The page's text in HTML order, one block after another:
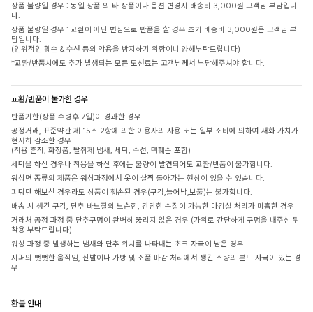
상품 불량일 경우 : 동일 상품 외 타 상품이나 옵션 변경시 배송비 3,000원 고객님 부담입니
다.
상품 불량일 경우 : 교환이 아닌 변심으로 반품을 할 경우 초기 배송비 3,000원은 고객님 부
담입니다.
(인위적인 훼손 & 수선 등의 악용을 방지하기 위함이니 양해부탁드립니다)
*교환/반품시에도 추가 발생되는 모든 도선료는 고객님께서 부담해주셔야 합니다.
교환/반품이 불가한 경우
반품기한(상품 수령후 7일)이 경과한 경우
공정거래, 표준약관 제 15조 2항에 의한 이용자의 사용 또는 일부 소비에 의하여 재화 가치가
현저히 감소한 경우
(착용 흔적, 화장품, 탈취제 냄새, 세탁, 수선, 택훼손 포함)
세탁을 하신 경우나 착용을 하신 후에는 불량이 발견되어도 교환/반품이 불가합니다.
워싱면 종류의 제품은 워싱과정에서 옷이 살짝 돌아가는 현상이 있을 수 있습니다.
피팅만 해보신 경우라도 상품이 훼손된 경우(구김,늘어남,보풀)는 불가합니다.
배송 시 생긴 구김, 단추 바느질의 느슨함, 간단한 손질이 가능한 마감실 처리가 미흡한 경우
거래처 공정 과정 중 단추구멍이 완벽히 뚫리지 않은 경우 (가위로 간단하게 구멍을 내주신 뒤
착용 부탁드립니다)
워싱 과정 중 발생하는 냄새와 단추 위치를 나타내는 초크 자국이 남은 경우
지퍼의 뻣뻣한 움직임, 신발이나 가방 및 소품 마감 처리에서 생긴 소량의 본드 자국이 있는 경
우
환불 안내